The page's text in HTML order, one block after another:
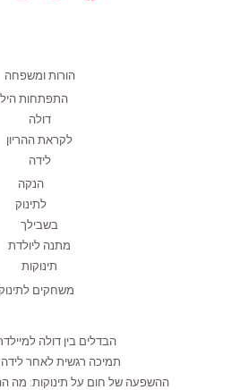
הורות ומשפחה
התפתחות
דולה
לקראת ההריון
לידה
הנקה
לתינוק
בשבילך
מתנה ליולדת
תינוקות
משחקים
הבדלים בין דולה
תמיכה רגשית לאחר
ההשפעה של חום על תינוקות: מה